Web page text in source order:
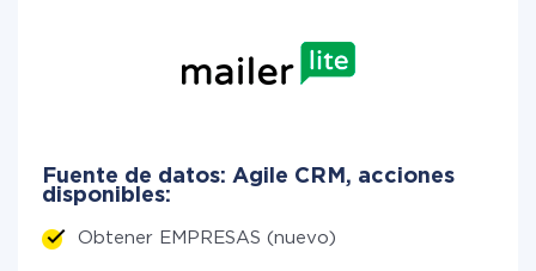
Fuente de datos: Agile CRM, acciones
disponibles:
Obtener EMPRESAS (nuevo)